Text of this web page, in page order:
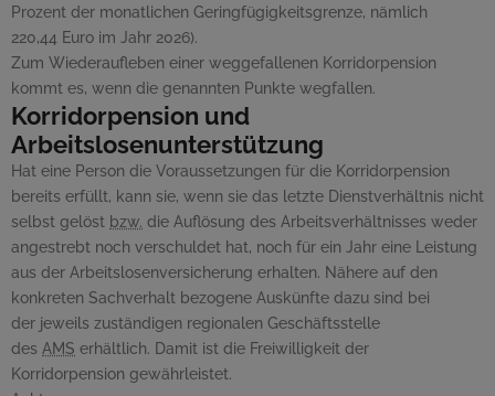
Prozent der monatlichen Geringfügigkeitsgrenze, nämlich
220,44 Euro im Jahr 2026).
Zum Wiederaufleben einer weggefallenen Korridorpension
kommt es, wenn die genannten Punkte wegfallen.
Korridorpension und
Arbeitslosenunterstützung
Hat eine Person die Voraussetzungen für die Korridorpension
bereits erfüllt, kann sie, wenn sie das letzte Dienstverhältnis nicht
selbst gelöst bzw. die Auflösung des Arbeitsverhältnisses weder
angestrebt noch verschuldet hat, noch für ein Jahr eine Leistung
aus der Arbeitslosenversicherung erhalten. Nähere auf den
konkreten Sachverhalt bezogene Auskünfte dazu sind bei
der jeweils zuständigen regionalen Geschäftsstelle
des AMS erhältlich. Damit ist die Freiwilligkeit der
Korridorpension gewährleistet.